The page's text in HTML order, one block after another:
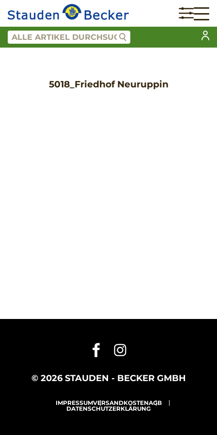
5018_Friedhof Neuruppin
© 2026 STAUDEN - BECKER GMBH
IMPRESSUMVERSANDKOSTENAGB
DATENSCHUTZERKLÄRUNG